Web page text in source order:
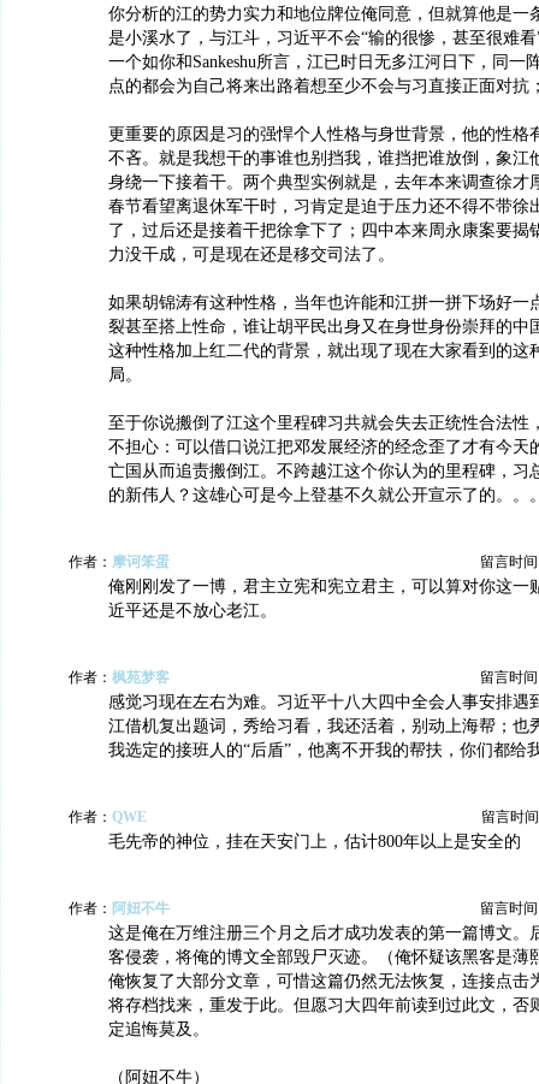
你分析的江的势力实力和地位牌位俺同意，但就算他是一
是小溪水了，与江斗，习近平不会“输的很惨，甚至很难
一个如你和Sankeshu所言，江已时日无多江河日下，同一
点的都会为自己将来出路着想至少不会与习直接正面对抗
更重要的原因是习的强悍个人性格与身世背景，他的性格
不吝。就是我想干的事谁也别挡我，谁挡把谁放倒，象江
身绕一下接着干。两个典型实例就是，去年本来调查徐才
春节看望离退休军干时，习肯定是迫于压力还不得不带徐
了，过后还是接着干把徐拿下了；四中本来周永康案要揭
力没干成，可是现在还是移交司法了。
如果胡锦涛有这种性格，当年也许能和江拼一拼下场好一
裂甚至搭上性命，谁让胡平民出身又在身世身份崇拜的中
这种性格加上红二代的背景，就出现了现在大家看到的这
局。
至于你说搬倒了江这个里程碑习共就会失去正统性合法性
不担心：可以借口说江把邓发展经济的经念歪了才有今天
亡国从而追责搬倒江。不跨越江这个你认为的里程碑，习
的新伟人？这雄心可是今上登基不久就公开宣示了的。。
作者： 摩诃笨蛋 留言时间
俺刚刚发了一博，君主立宪和宪立君主，可以算对你这一
近平还是不放心老江。
作者： 枫苑梦客 留言时间
感觉习现在左右为难。习近平十八大四中全会人事安排遇
江借机复出题词，秀给习看，我还活着，别动上海帮；也
我选定的接班人的“后盾”，他离不开我的帮扶，你们都给
作者： QWE 留言时
毛先帝的神位，挂在天安门上，估计800年以上是安全的
作者： 阿妞不牛 留言时间
这是俺在万维注册三个月之后才成功发表的第一篇博文。
客侵袭，将俺的博文全部毁尸灭迹。（俺怀疑该黑客是薄
俺恢复了大部分文章，可惜这篇仍然无法恢复，连接点击
将存档找来，重发于此。但愿习大四年前读到过此文，否
定追悔莫及。
（阿妞不牛）